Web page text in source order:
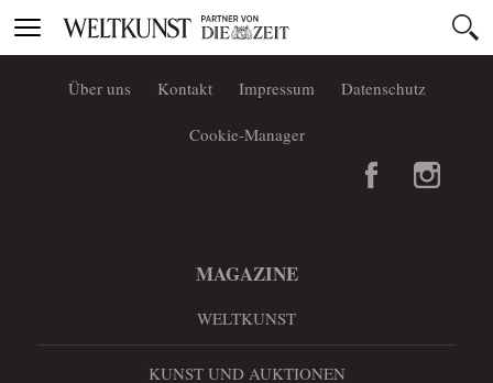
Toggle
navigation
Über uns Kontakt Impressum Datenschutz
Cookie-Manager
MAGAZINE
WELTKUNST
KUNST UND AUKTIONEN